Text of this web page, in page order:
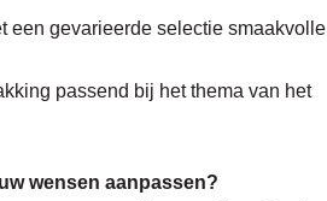
een gevarieerde selectie smaakvolle
passend bij het thema van het
wensen aanpassen?